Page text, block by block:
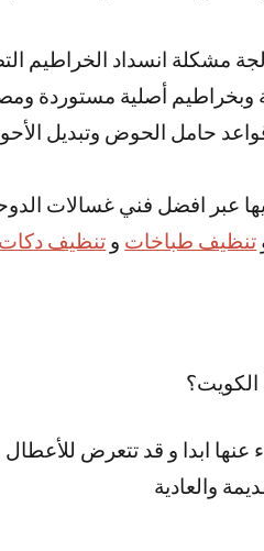
مشكلة انسداد الخراطيم
وبخراطيم أصلية مستوردة
حامل الحوض وتبديل
عبر افضل فني غسالات
تنظيف طباخات و تنظيف دكات
عنها ابدا و قد تتعرض
والعادية